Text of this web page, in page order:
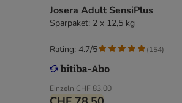
Josera Adult SensiPlus
Sparpaket: 2 x 12,5 kg
Einzeln CHF 83.00
Rating: 4.7/5 (154)